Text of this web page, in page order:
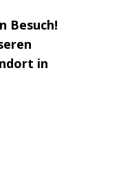
Besuch!
in